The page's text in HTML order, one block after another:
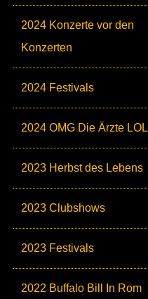
2024 Konzerte vor den
Konzerten
2024 Festivals
2024 OMG Die Ärzte LOL
2023 Herbst des Lebens
2023 Clubshows
2023 Festivals
2022 Buffalo Bill In Rom